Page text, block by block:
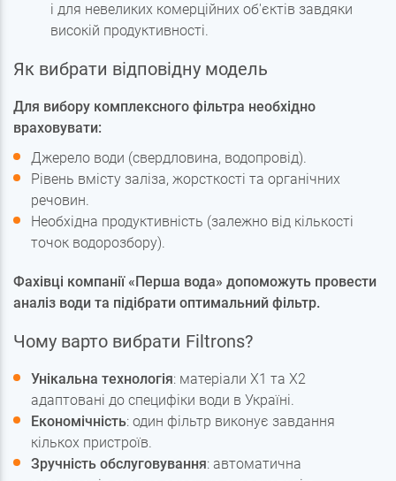
і для невеликих комерційних об'єктів завдяки
високій продуктивності.
Як вибрати відповідну модель
Для вибору комплексного фільтра необхідно
враховувати:
Джерело води (свердловина, водопровід).
Рівень вмісту заліза, жорсткості та органічних
речовин.
Необхідна продуктивність (залежно від кількості
точок водорозбору).
Фахівці компанії «Перша вода» допоможуть провести
аналіз води та підібрати оптимальний фільтр.
Чому варто вибрати Filtrons?
Унікальна технологія: матеріали X1 та X2
адаптовані до специфіки води в Україні.
Економічність: один фільтр виконує завдання
кількох пристроїв.
Зручність обслуговування: автоматична